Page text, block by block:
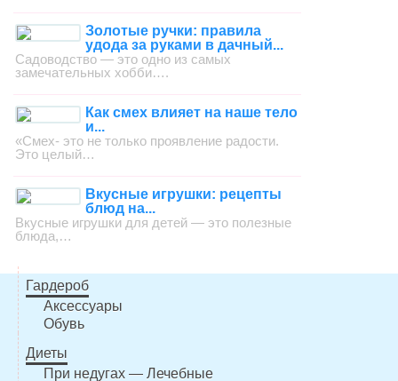
Золотые ручки: правила
удода за руками в дачный...
Садоводство — это одно из самых
замечательных хобби….
Как смех влияет на наше тело
и...
«Смех- это не только проявление радости.
Это целый…
Вкусные игрушки: рецепты
блюд на...
Вкусные игрушки для детей — это полезные
блюда,…
Гардероб
Аксессуары
Обувь
Диеты
При недугах — Лечебные